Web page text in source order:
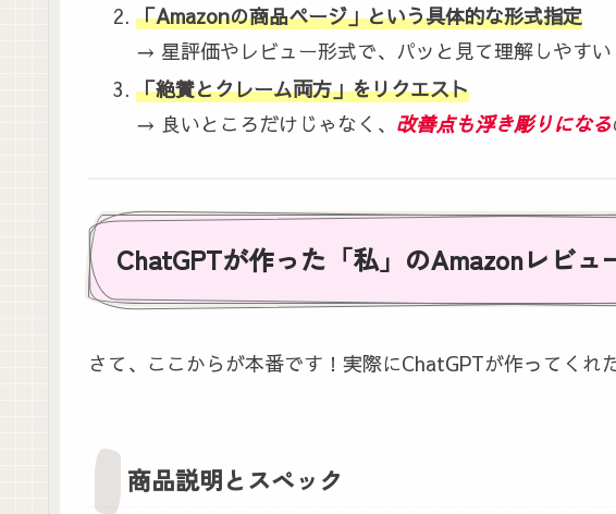
「Amazonの商品ページ」という具体的な形式指定
→ 星評価やレビュー形式で、パッと見て理解しやすい
「絶賛とクレーム両方」をリクエスト
→ 良いところだけじゃなく、 改善点も浮き彫りになる
ChatGPTが作った「私」のAmazonレビュ
さて、ここからが本番です！実際にChatGPTが作ってくれ
商品説明とスペック